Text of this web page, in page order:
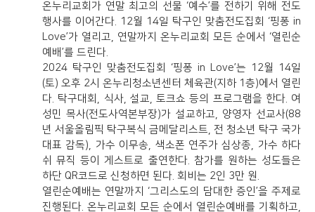
온누리교회가 연말 최고의 선물 ‘예수’를 전하기 위해 전도
행사를 이어간다. 12월 14일 탁구인 맞춤전도집회 ‘핑퐁 in
Love’가 열리고, 연말까지 온누리교회 모든 순에서 ‘열린순
예배’를 드린다.
2024 탁구인 맞춤전도집회 ‘핑퐁 in Love’는 12월 14일
(토) 오후 2시 온누리청소년센터 체육관(지하 1층)에서 열린
다. 탁구대회, 식사, 설교, 토크쇼 등의 프로그램을 한다. 여
성민 목사(전도사역본부장)가 설교하고, 양영자 선교사(88
년 서울올림픽 탁구복식 금메달리스트, 전 청소년 탁구 국가
대표 감독), 가수 이무송, 색소폰 연주가 심상종, 가수 하다
쉬 뮤직 등이 게스트로 출연한다. 참가를 원하는 성도들은
하단 QR코드로 신청하면 된다. 회비는 2인 3만 원.
열린순예배는 연말까지 ‘그리스도의 담대한 증인’을 주제로
진행된다. 온누리교회 모든 순에서 열린순예배를 기획하고,